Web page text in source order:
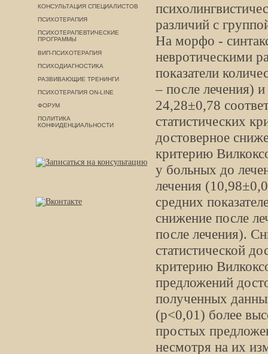
КОНСУЛЬТАЦИЯ СПЕЦИАЛИСТОВ
ПСИХОТЕРАПИЯ
ПСИХОТЕРАПЕВТИЧЕСКИЕ
ПРОГРАММЫ
ВИП-ПСИХОТЕРАПИЯ
ПСИХОДИАГНОСТИКА
РАЗВИВАЮЩИЕ ТРЕНИНГИ
ПСИХОТЕРАПИЯ ON-LINE
ФОРУМ
ПОЛИТИКА
КОНФИДЕНЦИАЛЬНОСТИ
различий с
На морфо -
невротическими
показатели
– после лечения)
24,28±0,78
статистических
достоверное
критерию
у больных до
лечения
средних
снижение после
после лечения).
статистической
критерию
предложений
полученных
(р<0,01) более
простых
несмотря на их